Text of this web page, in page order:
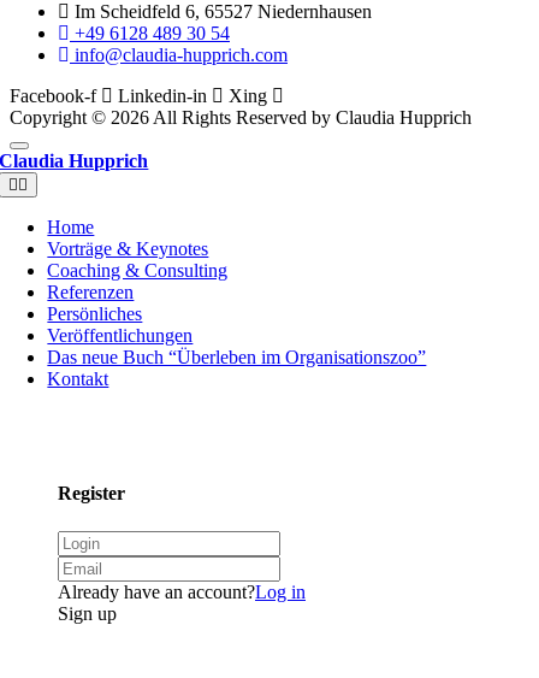
Im Scheidfeld 6, 65527 Niedernhausen
+49 6128 489 30 54
info@claudia-hupprich.com
Facebook-f
Linkedin-in
Xing
Copyright © 2026 All Rights Reserved by Claudia Hupprich
Claudia Hupprich
Toggle
Navigation
Home
Vorträge & Keynotes
Coaching & Consulting
Referenzen
Persönliches
Veröffentlichungen
Das neue Buch “Überleben im Organisationszoo”
Kontakt
Register
Already have an account?Log in
Sign up